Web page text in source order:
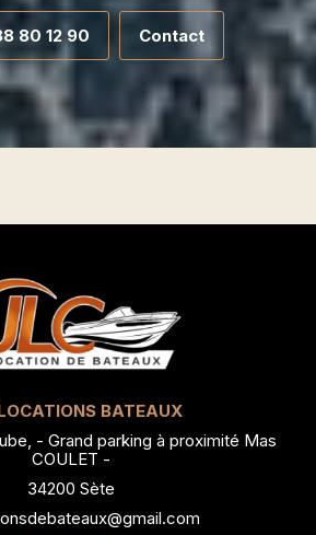
80 12 90 Contact
BATEAUX
- Grand parking à proximité Mas
COULET -
34200 Sète